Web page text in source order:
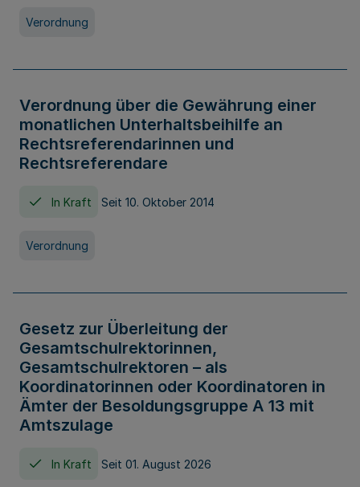
Verordnung
Verordnung über die Gewährung einer
monatlichen Unterhaltsbeihilfe an
Rechtsreferendarinnen und
Rechtsreferendare
In Kraft Seit 10. Oktober 2014
Verordnung
Gesetz zur Überleitung der
Gesamtschulrektorinnen,
Gesamtschulrektoren – als
Koordinatorinnen oder Koordinatoren in
Ämter der Besoldungsgruppe A 13 mit
Amtszulage
In Kraft Seit 01. August 2026